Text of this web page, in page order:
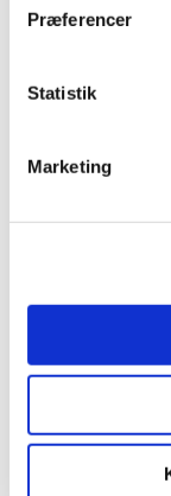
Præferencer
Statistik
Marketing
Rabatudg.
Nettooms.
Der er meddelt
Hammershøj
tilskud til